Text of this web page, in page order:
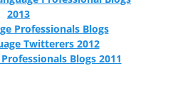
2013
Professionals Blogs
Twitterers 2012
Blogs 2011